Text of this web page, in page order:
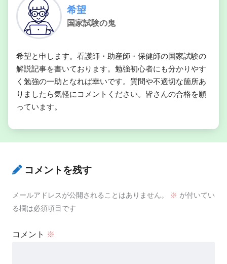
希望
国家試験の鬼
希望と申します。看護師・助産師・保健師の国家試験の
解説記事を書いております。勉強初心者にも分かりやす
く勉強の一助となれば幸いです。質問や不適切な箇所あ
りましたら気軽にコメントください。皆さんの合格を願
っています。
コメントを残す
メールアドレスが公開されることはありません。 ※ が付いてい
る欄は必須項目です
コメント ※